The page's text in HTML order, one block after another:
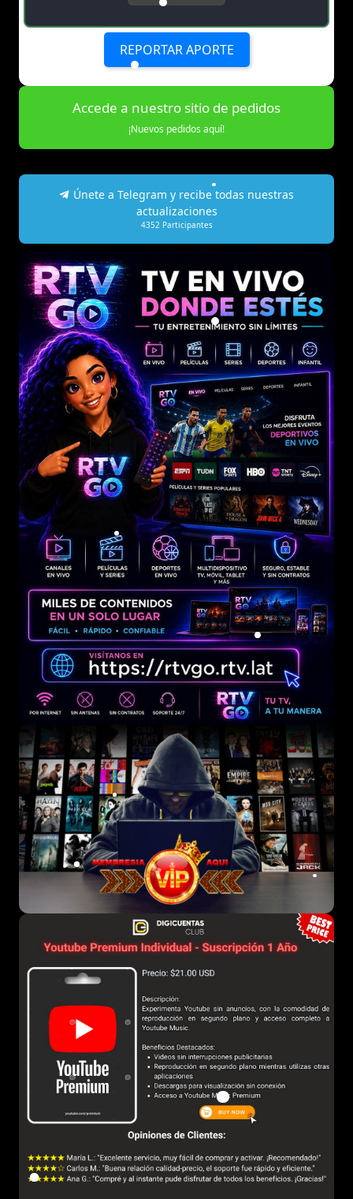
REPORTAR APORTE
Accede a nuestro sitio de pedidos
¡Nuevos pedidos aquí!
Únete a Telegram y recibe todas nuestras
actualizaciones
4352 Participantes